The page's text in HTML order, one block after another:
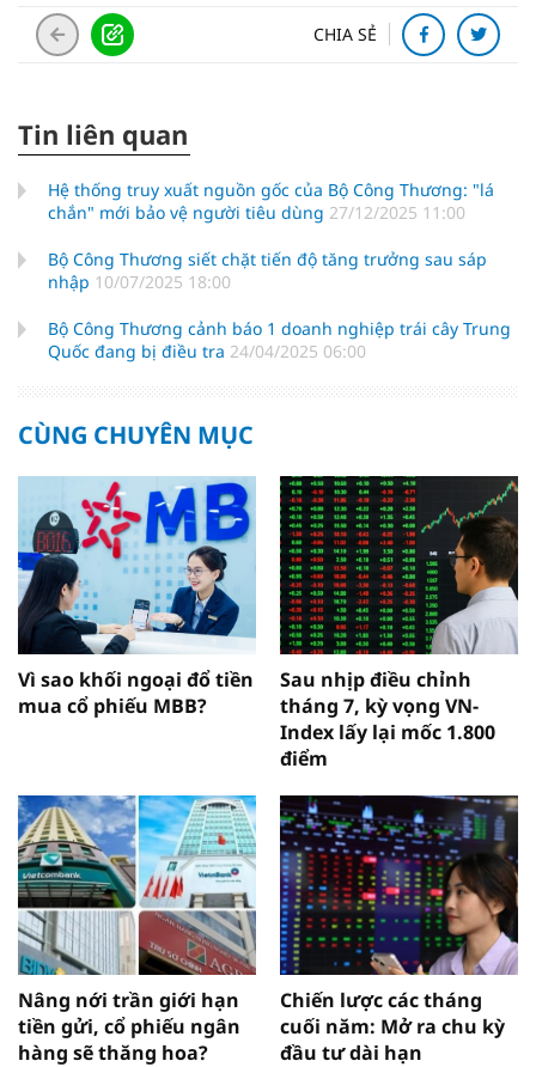
CHIA SẺ
Tin liên quan
Hệ thống truy xuất nguồn gốc của Bộ Công Thương: "lá
chắn" mới bảo vệ người tiêu dùng 27/12/2025 11:00
Bộ Công Thương siết chặt tiến độ tăng trưởng sau sáp
nhập 10/07/2025 18:00
Bộ Công Thương cảnh báo 1 doanh nghiệp trái cây Trung
Quốc đang bị điều tra 24/04/2025 06:00
CÙNG CHUYÊN MỤC
Vì sao khối ngoại đổ tiền
mua cổ phiếu MBB?
Sau nhịp điều chỉnh
tháng 7, kỳ vọng VN-
Index lấy lại mốc 1.800
điểm
Nâng nới trần giới hạn
tiền gửi, cổ phiếu ngân
hàng sẽ thăng hoa?
Chiến lược các tháng
cuối năm: Mở ra chu kỳ
đầu tư dài hạn